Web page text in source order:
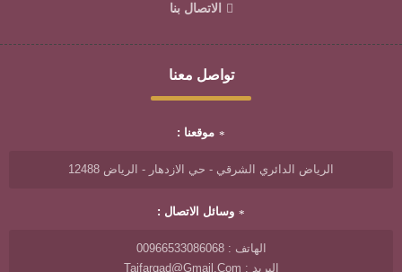
الاتصال بنا
تواصل معنا
موقعنا :
الرياض الدائري الشرقي - حي الازدهار - الرياض 12488
وسائل الاتصال :
الهاتف : 00966533086068
البريد : Taifarqad@gmail.com